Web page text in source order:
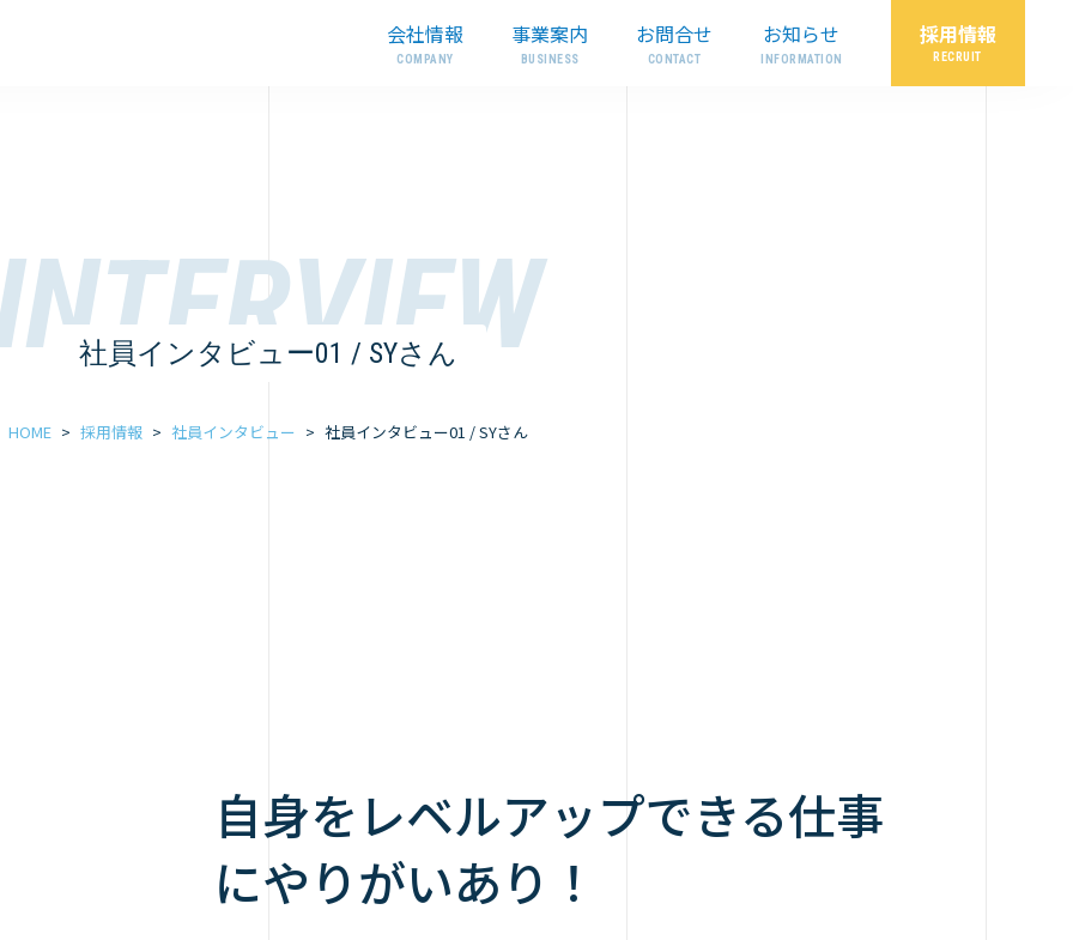
会社情報 事業案内 お問合せ お知らせ 採用情報
社員インタビュー01 / SYさん
HOME > 採用情報 > 社員インタビュー > 社員インタビュー01 / SYさん
自身をレベルアップできる仕事
にやりがいあり！